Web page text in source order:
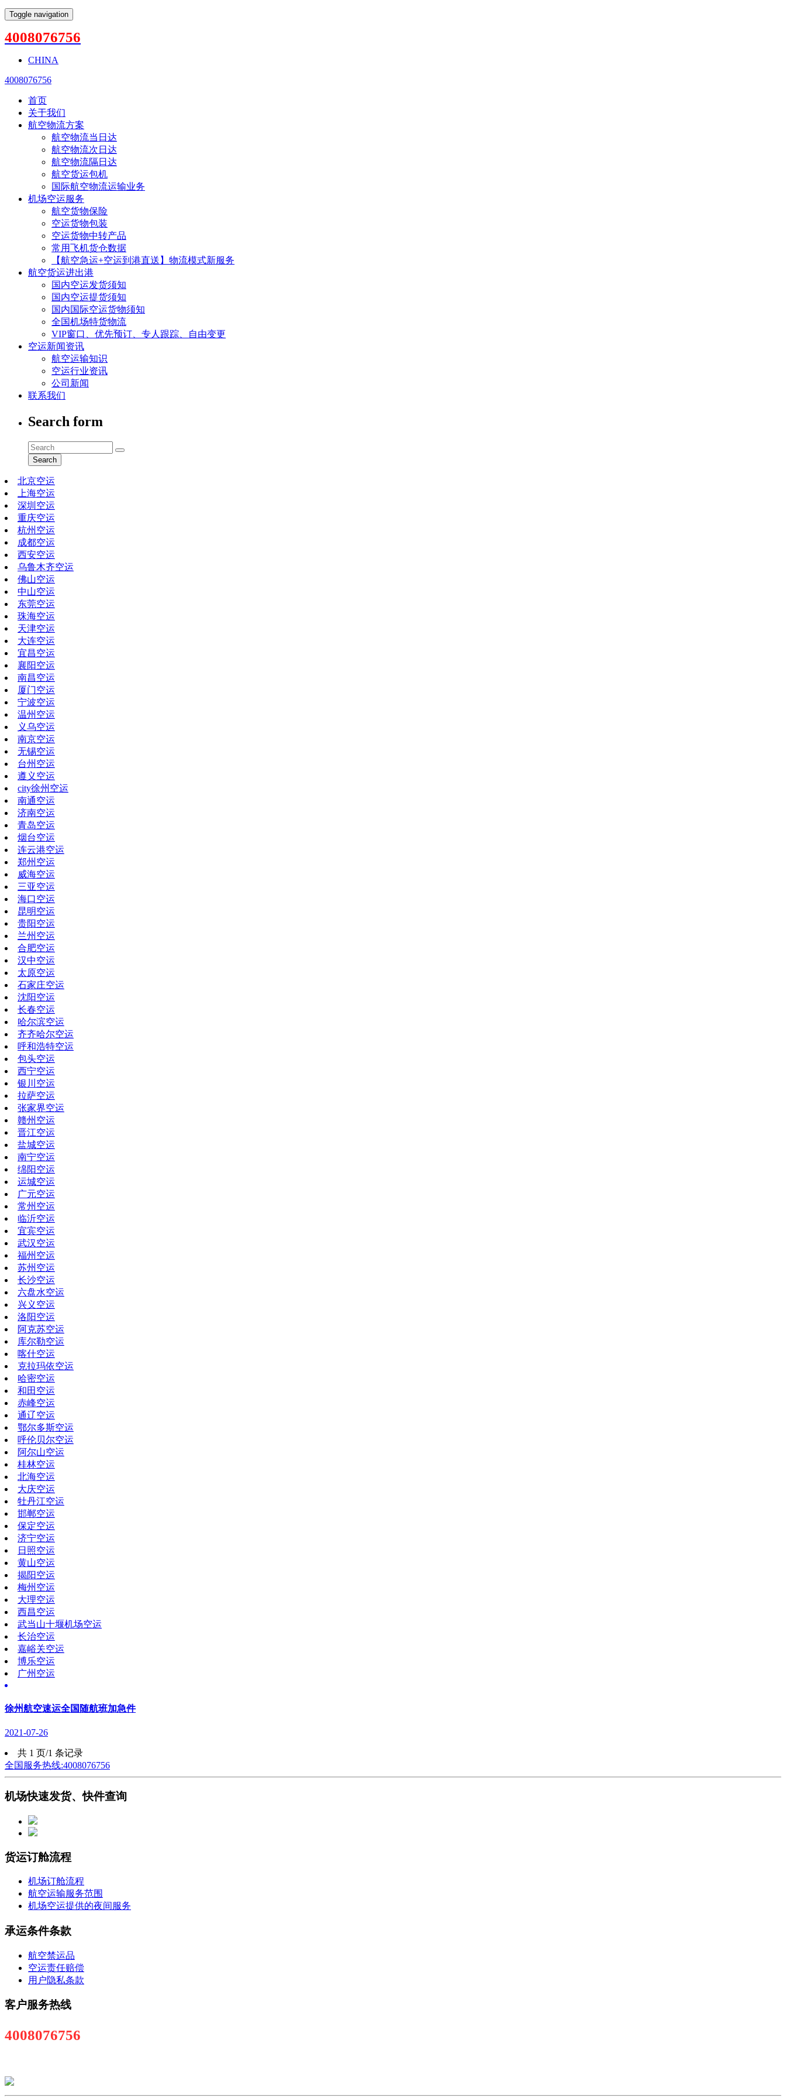
Toggle navigation
4008076756
CHINA
4008076756
首页
关于我们
航空物流方案
航空物流当日达
航空物流次日达
航空物流隔日达
航空货运包机
国际航空物流运输业务
机场空运服务
航空货物保险
空运货物包装
空运货物中转产品
常用飞机货仓数据
【航空急运+空运到港直送】物流模式新服务
航空货运进出港
国内空运发货须知
国内空运提货须知
国内国际空运货物须知
全国机场特货物流
VIP窗口、优先预订、专人跟踪、自由变更
空运新闻资讯
航空运输知识
空运行业资讯
公司新闻
联系我们
Search form
Search
北京空运
上海空运
深圳空运
重庆空运
杭州空运
成都空运
西安空运
乌鲁木齐空运
佛山空运
中山空运
东莞空运
珠海空运
天津空运
大连空运
宜昌空运
襄阳空运
南昌空运
厦门空运
宁波空运
温州空运
义乌空运
南京空运
无锡空运
台州空运
遵义空运
city徐州空运
南通空运
济南空运
青岛空运
烟台空运
连云港空运
郑州空运
威海空运
三亚空运
海口空运
昆明空运
贵阳空运
兰州空运
合肥空运
汉中空运
太原空运
石家庄空运
沈阳空运
长春空运
哈尔滨空运
齐齐哈尔空运
呼和浩特空运
包头空运
西宁空运
银川空运
拉萨空运
张家界空运
赣州空运
晋江空运
盐城空运
南宁空运
绵阳空运
运城空运
广元空运
常州空运
临沂空运
宜宾空运
武汉空运
福州空运
苏州空运
长沙空运
六盘水空运
兴义空运
洛阳空运
阿克苏空运
库尔勒空运
喀什空运
克拉玛依空运
哈密空运
和田空运
赤峰空运
通辽空运
鄂尔多斯空运
呼伦贝尔空运
阿尔山空运
桂林空运
北海空运
大庆空运
牡丹江空运
邯郸空运
保定空运
济宁空运
日照空运
黄山空运
揭阳空运
梅州空运
大理空运
西昌空运
武当山十堰机场空运
长治空运
嘉峪关空运
博乐空运
广州空运
徐州航空速运全国随航班加急件
2021-07-26
共 1 页/1 条记录
全国服务热线:4008076756
机场快速发货、快件查询
货运订舱流程
机场订舱流程
航空运输服务范围
机场空运提供的夜间服务
承运条件条款
航空禁运品
空运责任赔偿
用户隐私条款
客户服务热线
4008076756